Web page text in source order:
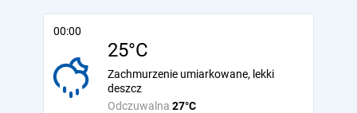
00:00
25°C
Odczuwalna 27°C
Zachmurzenie umiarkowane, lekki
deszcz